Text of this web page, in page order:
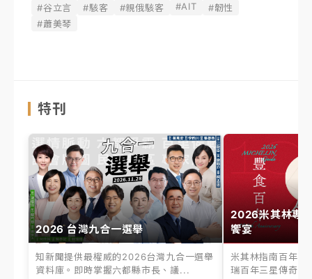
#谷立言 #駭客 #親俄駭客 #AIT
#韌性
#蕭美琴
特刊
2026 台灣九合一選舉
知新聞提供最權威的2026台灣九合一選舉
資料庫。即時掌握六都縣市長、議...
2026米其林專
饗宴
米其林指南百年之
瑞百年三星傳奇、